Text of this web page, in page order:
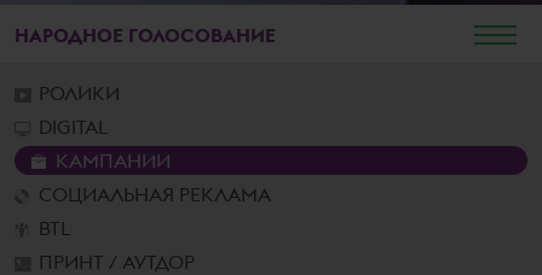
НАРОДНОЕ ГОЛОСОВАНИЕ
РОЛИКИ
DIGITAL
КАМПАНИИ
СОЦИАЛЬНАЯ РЕКЛАМА
BTL
ПРИНТ / АУТДОР